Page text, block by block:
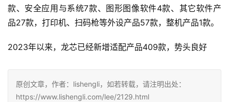
款、安全应用与系统7款、图形图像软件4款、其它软件产
品27款，打印机、扫码枪等外设产品57款，整机产品1款。
2023年以来，龙芯已经新增适配产品409款，势头良好
原创文章，作者：lishengli，如若转载，请注明出处：
https://www.lishengli.com/lee/2129.html